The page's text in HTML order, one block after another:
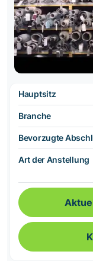
Hauptsitz
Branche
Bevorzugte
Art der Anstellung